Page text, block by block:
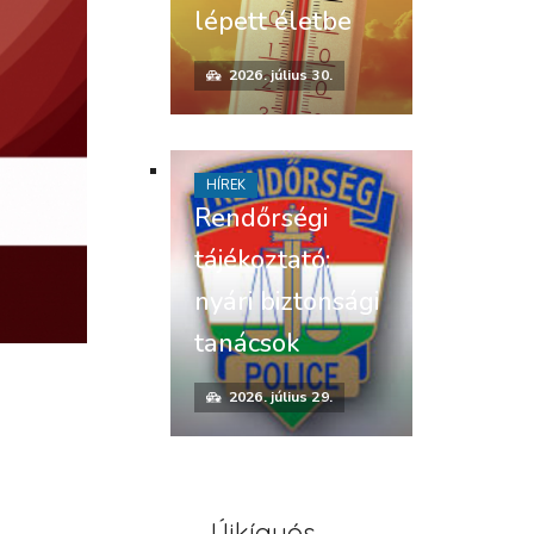
lépett életbe
2026. július 30.
Rendőrségi
tájékoztató:
nyári biztonsági
tanácsok
2026. július 29.
HÍREK